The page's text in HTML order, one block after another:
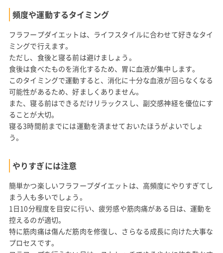
頻度や運動するタイミング
フラフープダイエットは、ライフスタイルに合わせて好きなタイ
ミングで行えます。
ただし、食後と寝る前は避けましょう。
食後は食べたものを消化するため、胃に血液が集中します。
このタイミングで運動すると、消化に十分な血液が回らなくなる
可能性があるため、好ましくありません。
また、寝る前はできるだけリラックスし、副交感神経を優位にす
ることが大切。
寝る3時間前までには運動を済ませておいたほうがよいでしょ
う。
やりすぎには注意
簡単かつ楽しいフラフープダイエットは、高頻度にやりすぎてし
まう人も多いでしょう。
1日10分程度を目安に行い、疲労感や筋肉痛がある日は、運動を
控えるのが適切。
特に筋肉痛は傷んだ筋肉を修復し、さらなる成長に向けた大事な
プロセスです。